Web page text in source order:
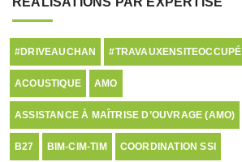
#DRIVEAUCHAN #TRAVAUXENSITEOCCUPÉ
ACOUSTIQUE AMO
ASSISTANCE À MAÎTRISE D’OUVRAGE (AMO)
B27 BIM-CIM-TIM COORDINATION SSI